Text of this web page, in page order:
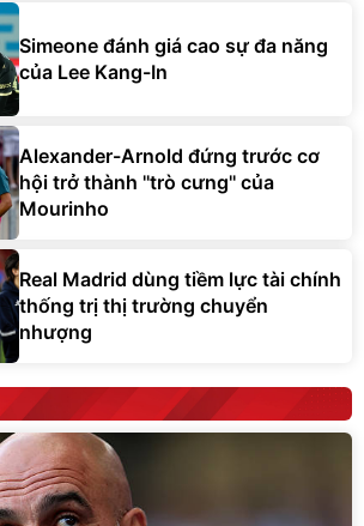
Simeone đánh giá cao sự đa năng
của Lee Kang-In
Alexander-Arnold đứng trước cơ
hội trở thành ''trò cưng'' của
Mourinho
Real Madrid dùng tiềm lực tài chính
thống trị thị trường chuyển
nhượng